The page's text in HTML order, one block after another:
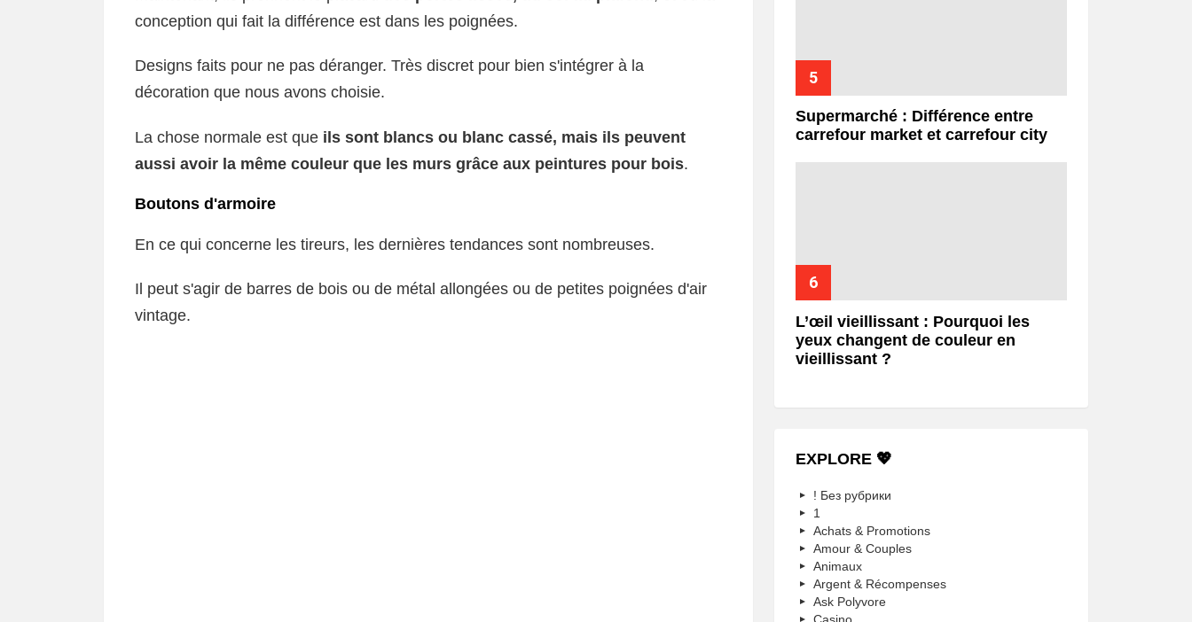
conception qui fait la différence est dans les poignées.
Designs faits pour ne pas déranger. Très discret pour bien s'intégrer à la
décoration que nous avons choisie.
La chose normale est que ils sont blancs ou blanc cassé, mais ils peuvent
aussi avoir la même couleur que les murs grâce aux peintures pour bois.
Boutons d'armoire
En ce qui concerne les tireurs, les dernières tendances sont nombreuses.
Il peut s'agir de barres de bois ou de métal allongées ou de petites poignées d'air
vintage.
Supermarché : Différence entre
carrefour market et carrefour city
L’œil vieillissant : Pourquoi les
yeux changent de couleur en
vieillissant ?
EXPLORE 💖
! Без рубрики
1
Achats & Promotions
Amour & Couples
Animaux
Argent & Récompenses
Ask Polyvore